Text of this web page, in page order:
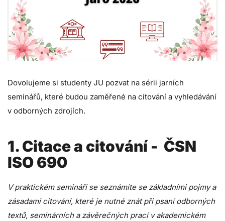
Dovolujeme si studenty JU pozvat na sérii jarních
seminářů, které budou zaměřené na citování a vyhledávání
v odborných zdrojích.
1. Citace a citování - ČSN
ISO 690
V praktickém semináři se seznámíte se základními pojmy a
zásadami citování, které je nutné znát při psaní odborných
textů, seminárních a závěrečných prací v akademickém